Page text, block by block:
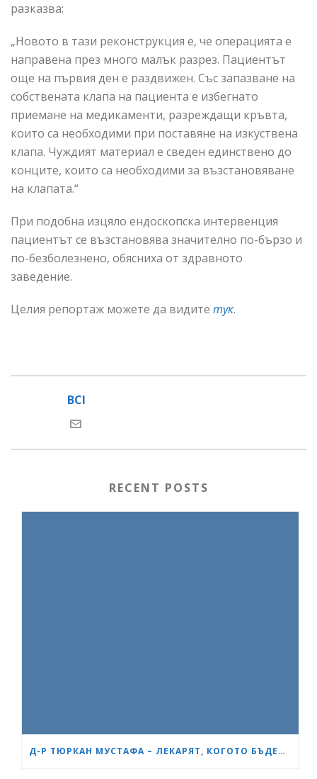
разказва:
„Новото в тази реконструкция е, че операцията е
направена през много малък разрез. Пациентът
още на първия ден е раздвижен. Със запазване на
собствената клапа на пациента е избегнато
приемане на медикаменти, разреждащи кръвта,
които са необходими при поставяне на изкуствена
клапа. Чуждият материал е сведен единствено до
конците, които са необходими за възстановяване
на клапата.“
При подобна изцяло ендоскопска интервенция
пациентът се възстановява значително по-бързо и
по-безболезнено, обясниха от здравното
заведение.
Целия репортаж можете да видите тук.
BCI
RECENT POSTS
Д-Р ТЮРКАН МУСТАФА – ЛЕКАРЯТ, КОГОТО БЪДЕЩИТЕ МАЙКИ В БУРГАС ЧЕСТО ПРЕПОРЪЧВАТ ЕДНА НА ДРУГА